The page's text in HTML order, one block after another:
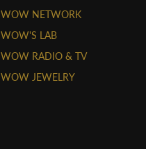
WOW NETWORK
WOW'S LAB
WOW RADIO & TV
WOW JEWELRY